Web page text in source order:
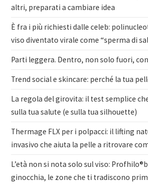
altri, preparati a cambiare idea
È fra i più richiesti dalle celeb:
viso diventato virale come “sperma di
Parti leggera. Dentro, non solo fuori, con
Trend social e skincare: perché la tua
La regola del girovita: il test semplice
sulla tua salute (e sulla tua silhouette)
Thermage FLX per i polpacci: il lifting
invasivo che aiuta la pelle a ritrovare
L’età non si nota solo sul viso:
ginocchia, le zone che ti tradiscono